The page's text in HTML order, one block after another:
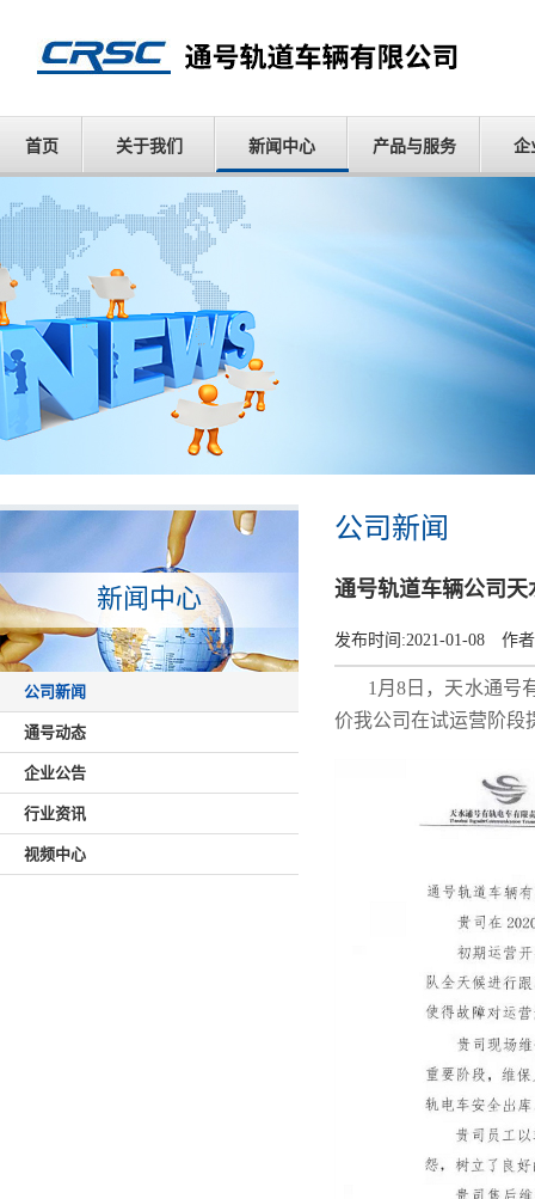
首页 关于我们 新闻中心 产品与服务 企
新闻中心
公司新闻
通号动态
企业公告
行业资讯
视频中心
公司新闻
通号轨道车辆公司
发布时间:2021-01-08 作
1月8日，天水通号
价我公司在试运营阶段